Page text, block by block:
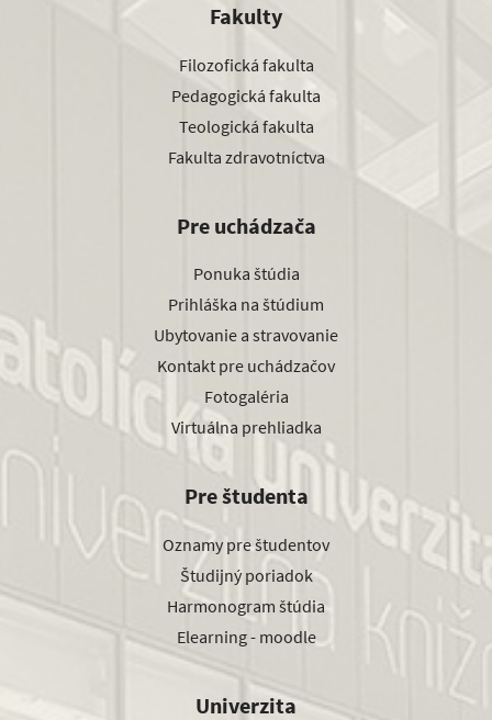
Fakulty
Filozofická fakulta
Pedagogická fakulta
Teologická fakulta
Fakulta zdravotníctva
Pre uchádzača
Ponuka štúdia
Prihláška na štúdium
Ubytovanie a stravovanie
Kontakt pre uchádzačov
Fotogaléria
Virtuálna prehliadka
Pre študenta
Oznamy pre študentov
Študijný poriadok
Harmonogram štúdia
Elearning - moodle
Univerzita